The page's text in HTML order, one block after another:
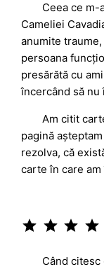
Ceea ce
Cameliei
anumite
persoana
presărătă cu
încercând să nu
Am citit
pagină
rezolva, că
carte în care
Când